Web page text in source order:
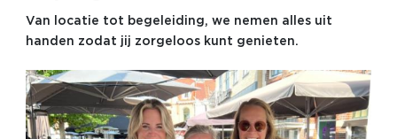
Van locatie tot begeleiding, we nemen alles uit
handen zodat jij zorgeloos kunt genieten.